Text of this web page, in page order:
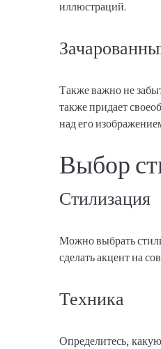
иллюстраций.
Также важно не
также придает
над его
Выбор
Стилизация
Можно выбрать
сделать акцент на
Техника
Определитесь,